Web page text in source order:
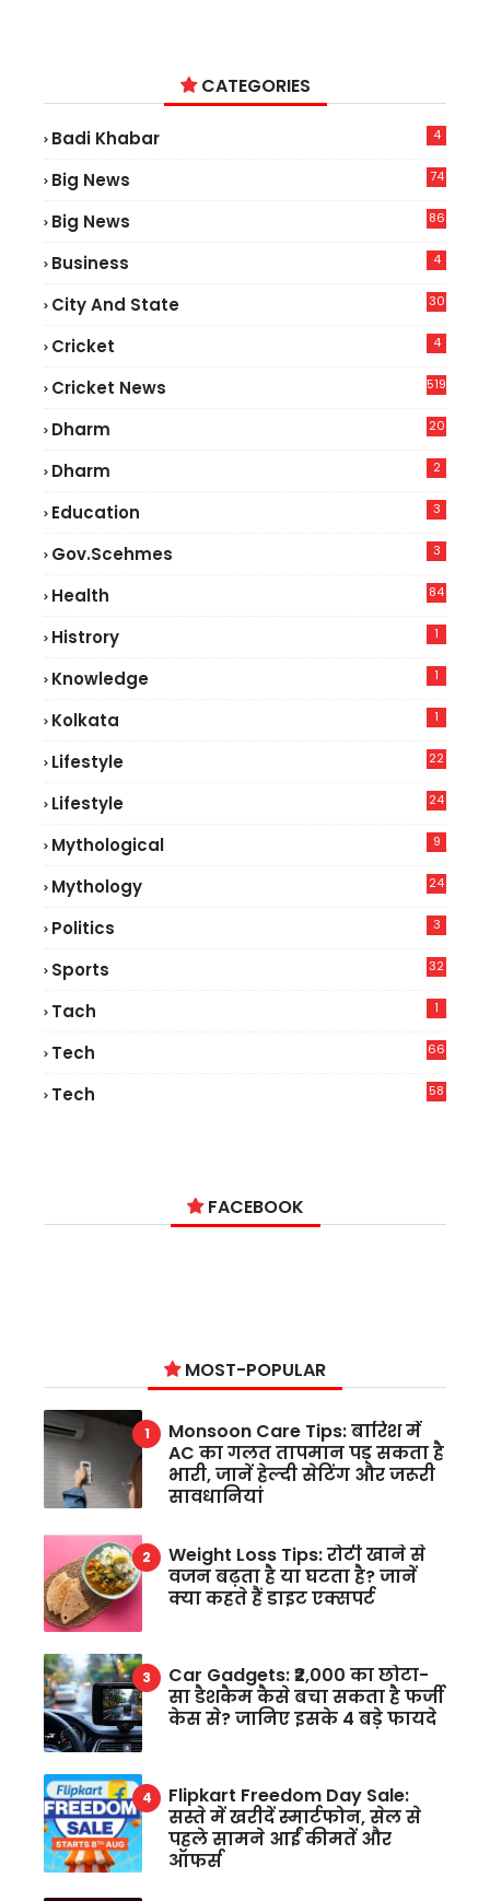
CATEGORIES
Badi Khabar 4
Big News
74
Big News
86
Business 4
City And State 30
Cricket 4
Cricket News 519
Dharm 20
Dharm 2
Education 3
Gov.scehmes 3
Health
84
Histrory 1
Knowledge 1
Kolkata 1
Lifestyle
22
Lifestyle
24
Mythological 9
Mythology 24
Politics 3
Sports 32
Tach 1
Tech
66
Tech
58
FACEBOOK
MOST-POPULAR
Monsoon Care Tips: बारिश में
AC का गलत तापमान पड़ सकता है
भारी, जानें हेल्दी सेटिंग और जरूरी
सावधानियां
Weight Loss Tips: रोटी खाने से
वजन बढ़ता है या घटता है? जानें
क्या कहते हैं डाइट एक्सपर्ट
Car Gadgets: ₹2,000 का छोटा-
सा डैशकैम कैसे बचा सकता है फर्जी
केस से? जानिए इसके 4 बड़े फायदे
Flipkart Freedom Day Sale:
सस्ते में खरीदें स्मार्टफोन, सेल से
पहले सामने आईं कीमतें और
ऑफर्स